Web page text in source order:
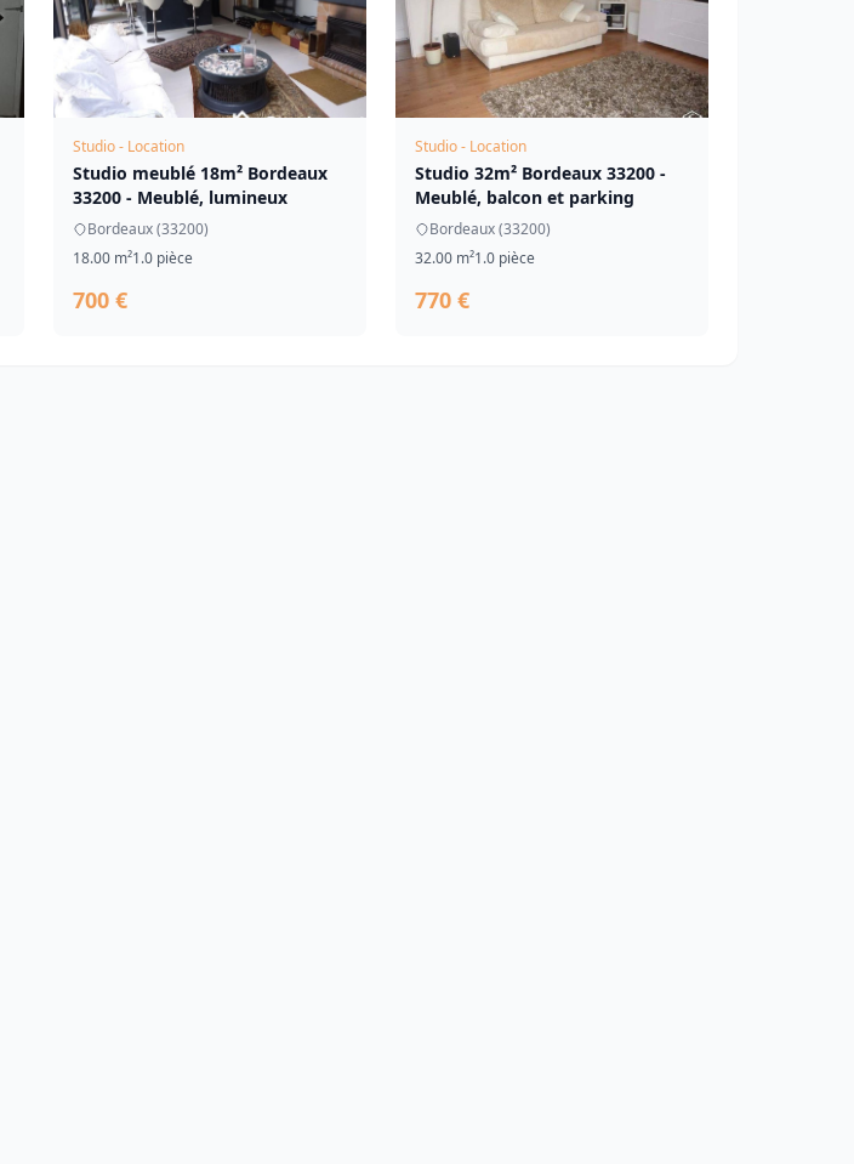
Studio - Location
Studio meublé 18m² Bordeaux
33200 - Meublé, lumineux
Bordeaux (33200)
18.00 m²1.0 pièce
700 €
Studio - Location
Studio 32m² Bordeaux 33200 -
Meublé, balcon et parking
Bordeaux (33200)
32.00 m²1.0 pièce
770 €